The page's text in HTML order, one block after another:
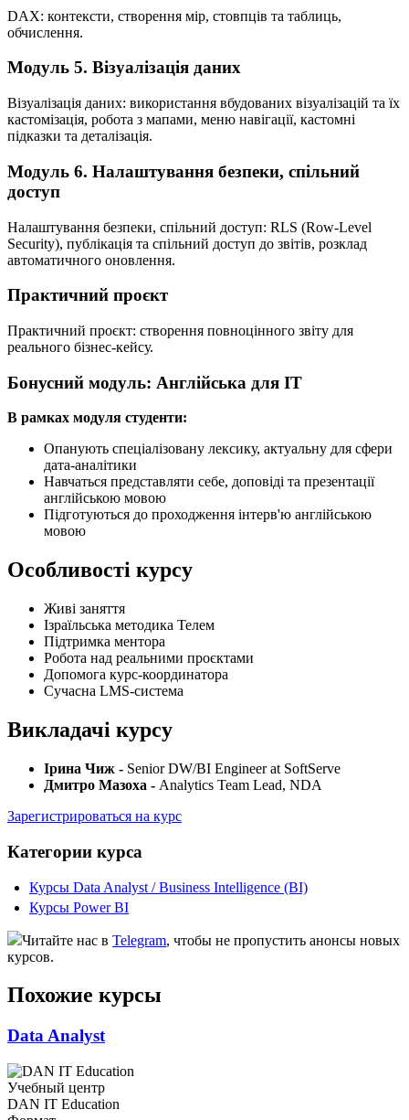
DAX: контексти, створення мір, стовпців та таблиць,
обчислення.
Модуль 5. Візуалізація даних
Візуалізація даних: використання вбудованих візуалізацій та їх
кастомізація, робота з мапами, меню навігації, кастомні
підказки та деталізація.
Модуль 6. Налаштування безпеки, спільний
доступ
Налаштування безпеки, спільний доступ: RLS (Row-Level
Security), публікація та спільний доступ до звітів, розклад
автоматичного оновлення.
Практичний проєкт
Практичний проєкт: створення повноцінного звіту для
реального бізнес-кейсу.
Бонусний модуль: Англійська для ІТ
В рамках модуля студенти:
Опанують спеціалізовану лексику, актуальну для сфери
дата-аналітики
Навчаться представляти себе, доповіді та презентації
англійською мовою
Підготуються до проходження інтерв'ю англійською
мовою
Особливості курсу
Живі заняття
Ізраїльська методика Телем
Підтримка ментора
Робота над реальними проєктами
Допомога курс-координатора
Сучасна LMS-система
Викладачі курсу
Ірина Чиж - Senior DW/BI Engineer at SoftServe
Дмитро Мазоха - Analytics Team Lead, NDA
Зарегистрироваться на курс
Категории курса
Курсы Data Analyst / Business Intelligence (BI)
Курсы Power BI
Читайте нас в Telegram, чтобы не пропустить анонсы новых
курсов.
Похожие курсы
Data Analyst
Учебный центр
DAN IT Education